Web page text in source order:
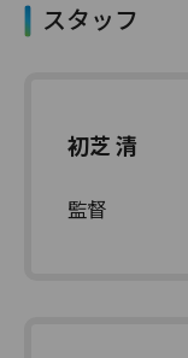
スタッフ
初芝 清
監督